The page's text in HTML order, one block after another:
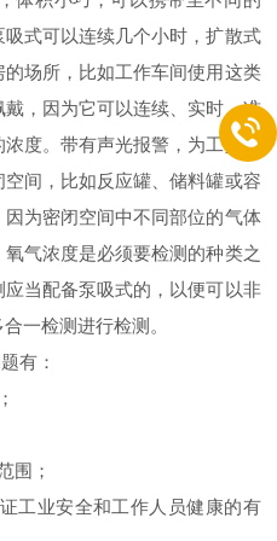
式可以连续几个小时，扩散式
场所，比如工作车间使用这类
，因为它可以连续、实时、准
度。带有声光报警，为工人健
间，比如反应罐、储料罐或容
为密闭空间中不同部位的气体
气浓度是必须要检测的种类之
当配备泵吸式的，以便可以非
一检测进行检测。
有：
围；
工业安全和工作人员健康的有